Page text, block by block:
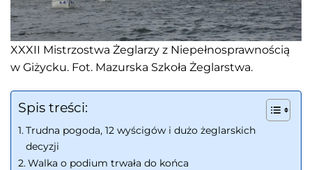
XXXII Mistrzostwa Żeglarzy z Niepełnosprawnością
w Giżycku. Fot. Mazurska Szkoła Żeglarstwa.
Spis treści:
Trudna pogoda, 12 wyścigów i dużo żeglarskich
decyzji
Walka o podium trwała do końca